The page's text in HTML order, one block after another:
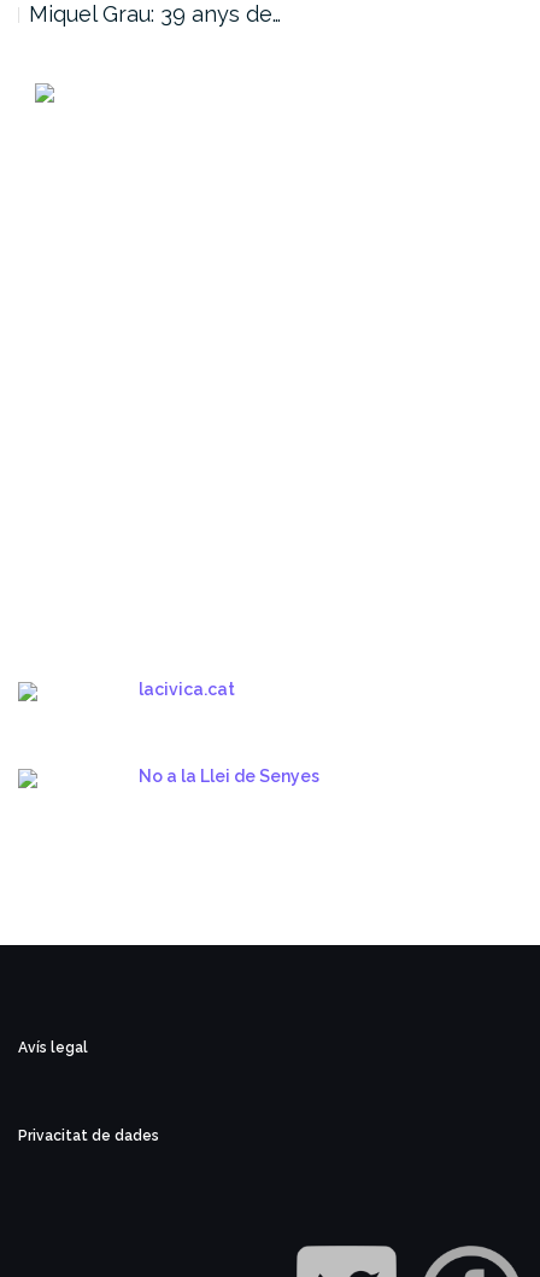
Miquel Grau: 39 anys de…
lacivica.cat
No a la Llei de Senyes
Avís legal
Privacitat de dades